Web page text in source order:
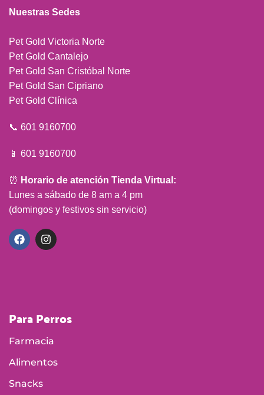
Nuestras Sedes
Pet Gold Victoria Norte
Pet Gold Cantalejo
Pet Gold San Cristóbal Norte
Pet Gold San Cipriano
Pet Gold Clínica
📞 601 9160700
📱 601 9160700
⏰ Horario de atención Tienda Virtual:
Lunes a sábado de 8 am a 4 pm
(domingos y festivos sin servicio)
Para Perros
Farmacia
Alimentos
Snacks